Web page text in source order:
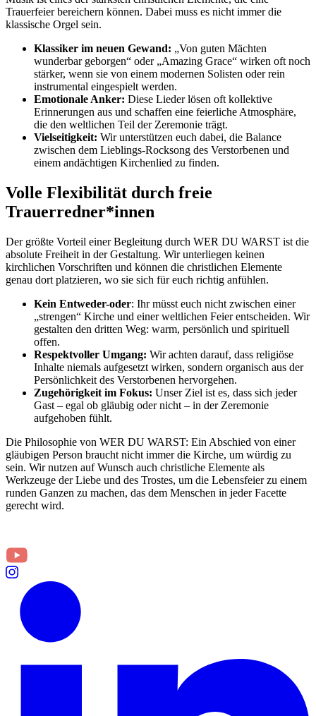
Trauerfeier bereichern können. Dabei muss es nicht immer die
klassische Orgel sein.
Klassiker im neuen Gewand: „Von guten Mächten
wunderbar geborgen“ oder „Amazing Grace“ wirken oft noch
stärker, wenn sie von einem modernen Solisten oder rein
instrumental eingespielt werden.
Emotionale Anker: Diese Lieder lösen oft kollektive
Erinnerungen aus und schaffen eine feierliche Atmosphäre,
die den weltlichen Teil der Zeremonie trägt.
Vielseitigkeit: Wir unterstützen euch dabei, die Balance
zwischen dem Lieblings-Rocksong des Verstorbenen und
einem andächtigen Kirchenlied zu finden.
Volle Flexibilität durch freie
Trauerredner*innen
Der größte Vorteil einer Begleitung durch WER DU WARST ist die
absolute Freiheit in der Gestaltung. Wir unterliegen keinen
kirchlichen Vorschriften und können die christlichen Elemente
genau dort platzieren, wo sie sich für euch richtig anfühlen.
Kein Entweder-oder: Ihr müsst euch nicht zwischen einer
„strengen“ Kirche und einer weltlichen Feier entscheiden. Wir
gestalten den dritten Weg: warm, persönlich und spirituell
offen.
Respektvoller Umgang: Wir achten darauf, dass religiöse
Inhalte niemals aufgesetzt wirken, sondern organisch aus der
Persönlichkeit des Verstorbenen hervorgehen.
Zugehörigkeit im Fokus: Unser Ziel ist es, dass sich jeder
Gast – egal ob gläubig oder nicht – in der Zeremonie
aufgehoben fühlt.
Die Philosophie von WER DU WARST: Ein Abschied von einer
gläubigen Person braucht nicht immer die Kirche, um würdig zu
sein. Wir nutzen auf Wunsch auch christliche Elemente als
Werkzeuge der Liebe und des Trostes, um die Lebensfeier zu einem
runden Ganzen zu machen, das dem Menschen in jeder Facette
gerecht wird.